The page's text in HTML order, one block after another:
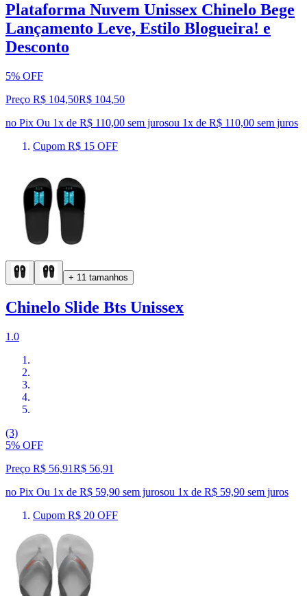
Plataforma Nuvem Unissex Chinelo Bege
Lançamento Leve, Estilo Blogueira! e
Desconto
5% OFF
Preço R$ 104,50R$ 104,50
no Pix Ou 1x de R$ 110,00 sem jurosou 1x de R$ 110,00 sem juros
Cupom R$ 15 OFF
+ 11 tamanhos
Chinelo Slide Bts Unissex
1.0
(3)
5% OFF
Preço R$ 56,91R$ 56,91
no Pix Ou 1x de R$ 59,90 sem jurosou 1x de R$ 59,90 sem juros
Cupom R$ 20 OFF